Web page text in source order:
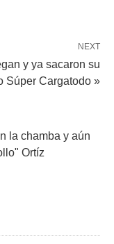
NEXT
y ya sacaron su
Súper Cargatodo »
la chamba y aún
Ortíz